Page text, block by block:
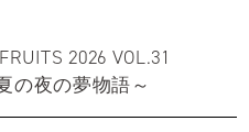
2026 VOL.31
の夜の夢物語～